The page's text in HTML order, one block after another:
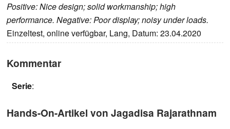
Positive: Nice design; solid workmanship; high
performance. Negative: Poor display; noisy under loads.
Einzeltest, online verfügbar, Lang, Datum: 23.04.2020
Kommentar
Serie:
Hands-On-Artikel von Jagadisa Rajarathnam